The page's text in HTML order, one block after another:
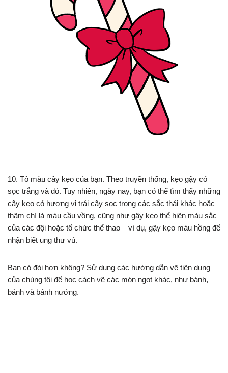
10. Tô màu cây kẹo của bạn. Theo truyền thống, kẹo gậy có
sọc trắng và đỏ. Tuy nhiên, ngày nay, bạn có thể tìm thấy những
cây kẹo có hương vị trái cây sọc trong các sắc thái khác hoặc
thậm chí là màu cầu vồng, cũng như gậy kẹo thể hiện màu sắc
của các đội hoặc tổ chức thể thao – ví dụ, gậy kẹo màu hồng để
nhận biết ung thư vú.
Bạn có đói hơn không? Sử dụng các hướng dẫn vẽ tiện dụng
của chúng tôi để học cách vẽ các món ngọt khác, như bánh,
bánh và bánh nướng.